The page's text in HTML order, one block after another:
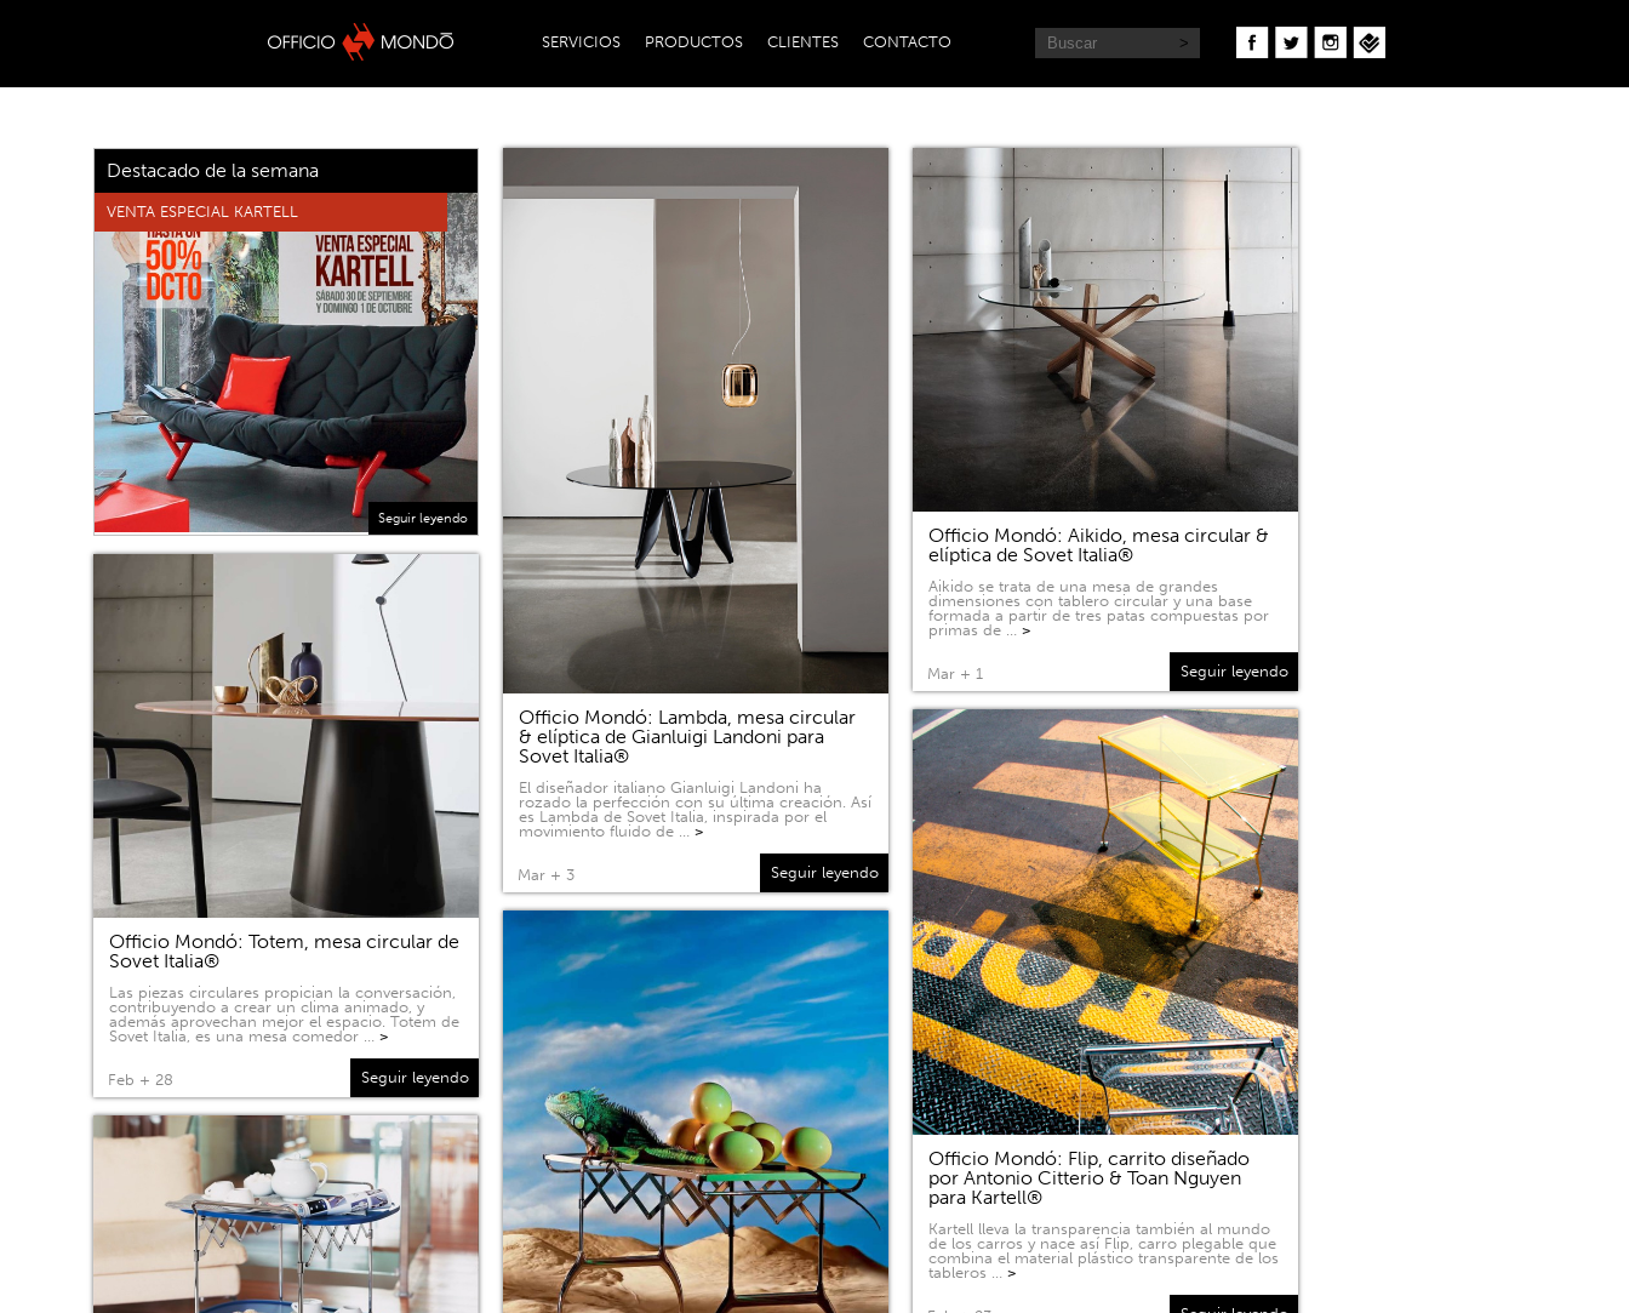
SERVICIOS PRODUCTOS CLIENTES CONTACTO
Destacado de la semana
VENTA ESPECIAL KARTELL
Seguir leyendo
Officio Mondó: Lambda, mesa circular
& elíptica de Gianluigi Landoni para
Sovet Italia®
El diseñador italiano Gianluigi Landoni ha
rozado la perfección con su última creación. Así
es Lambda de Sovet Italia, inspirada por el
movimiento fluido de … >
Mar + 3 Seguir leyendo
Officio Mondó: Aikido, mesa circular &
elíptica de Sovet Italia®
Aikido se trata de una mesa de grandes
dimensiones con tablero circular y una base
formada a partir de tres patas compuestas por
primas de … >
Mar + 1 Seguir leyendo
Officio Mondó: Totem, mesa circular de
Sovet Italia®
Las piezas circulares propician la conversación,
contribuyendo a crear un clima animado, y
además aprovechan mejor el espacio. Totem de
Sovet Italia, es una mesa comedor … >
Feb + 28 Seguir leyendo
Officio Mondó: Flip, carrito diseñado
por Antonio Citterio & Toan Nguyen
para Kartell®
Kartell lleva la transparencia también al mundo
de los carros y nace así Flip, carro plegable que
combina el material plástico transparente de los
tableros … >